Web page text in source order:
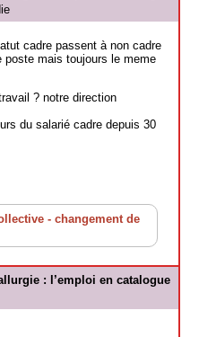
cadre passent à non cadre
mais toujours le meme
? notre direction
du salarié cadre depuis 30
- changement de
: l’emploi en catalogue